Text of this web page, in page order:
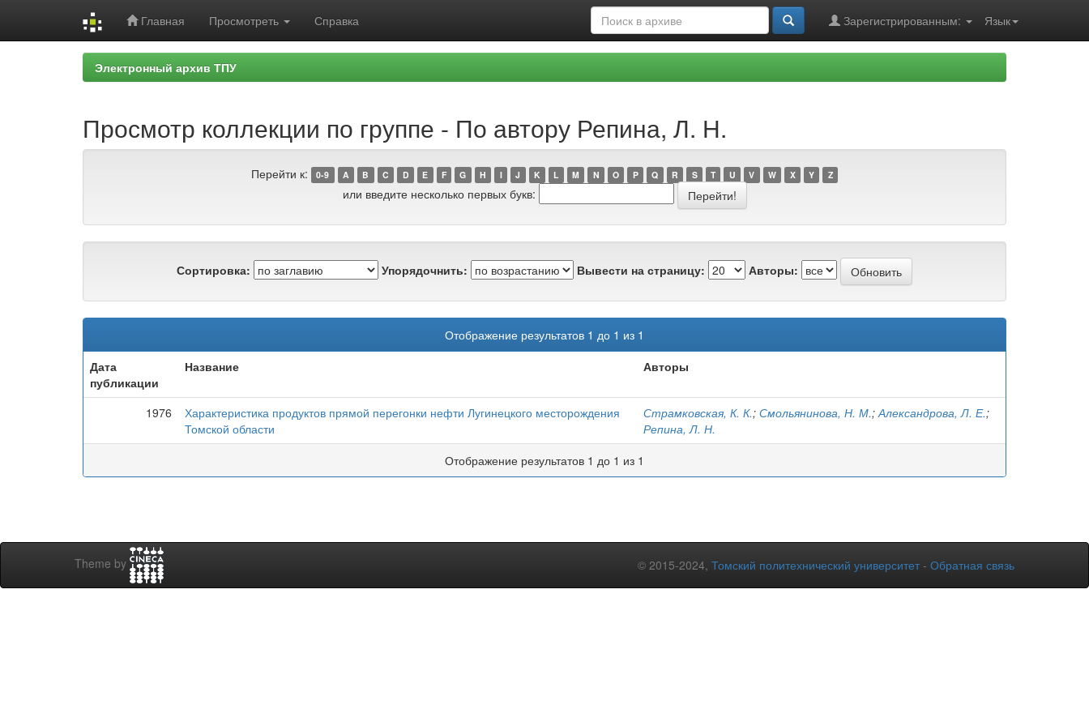
Главная Просмотреть Справка Язык
Зарегистрированным:
Электронный архив ТПУ
Просмотр коллекции по группе - По автору Репина, Л. Н.
Перейти к: 0-9 A B C D E F G H I J K L M N O P Q R S T U V W X Y Z
или введите несколько первых букв:
Сортировка: Упорядочнить: Вывести на страницу: Авторы:
Отображение результатов 1 до 1 из 1
Дата
публикации
Название Авторы
1976
Характеристика продуктов прямой перегонки нефти Лугинецкого месторождения
Томской области
Страмковская, К. К.; Смольянинова, Н. М.;Александрова, Л. Е.;
Репина, Л. Н.
Отображение результатов 1 до 1 из 1
Theme by © 2015-2024, Томский политехнический университет - Обратная связь